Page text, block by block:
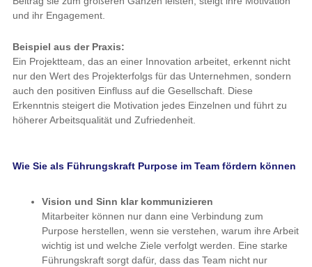
und ihr Engagement.
Beispiel aus der Praxis:
Ein Projektteam, das an einer Innovation arbeitet, erkennt nicht
nur den Wert des Projekterfolgs für das Unternehmen, sondern
auch den positiven Einfluss auf die Gesellschaft. Diese
Erkenntnis steigert die Motivation jedes Einzelnen und führt zu
höherer Arbeitsqualität und Zufriedenheit.
Wie Sie als Führungskraft Purpose im Team fördern können
Vision und Sinn klar kommunizieren
Mitarbeiter können nur dann eine Verbindung zum
Purpose herstellen, wenn sie verstehen, warum ihre Arbeit
wichtig ist und welche Ziele verfolgt werden. Eine starke
Führungskraft sorgt dafür, dass das Team nicht nur